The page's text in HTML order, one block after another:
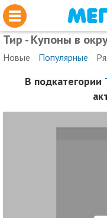
Тир - Купоны в
Новые Популярные
В подкатегории